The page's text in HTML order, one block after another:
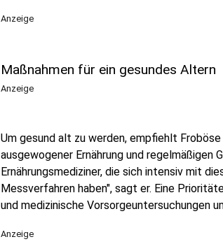
Anzeige
Maßnahmen für ein gesundes Altern
Anzeige
Um gesund alt zu werden, empfiehlt
ausgewogener Ernährung und
Ernährungsmediziner, die sich intensiv mit
Messverfahren haben", sagt er. Eine
und medizinische Vorsorgeuntersuchungen
Anzeige